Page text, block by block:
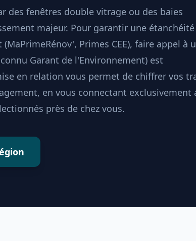
des fenêtres double vitrage ou des baies
majeur. Pour garantir une étanchéité
Primes CEE), faire appel à
Garant de l'Environnement) est
en relation vous permet de chiffrer vos
en vous connectant exclusivement
près de chez vous.